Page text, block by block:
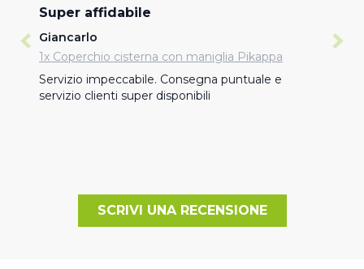
Super affidabile
Giancarlo
1x Coperchio cisterna con maniglia Pikappa
Servizio impeccabile. Consegna puntuale e
servizio clienti super disponibili
SCRIVI UNA RECENSIONE